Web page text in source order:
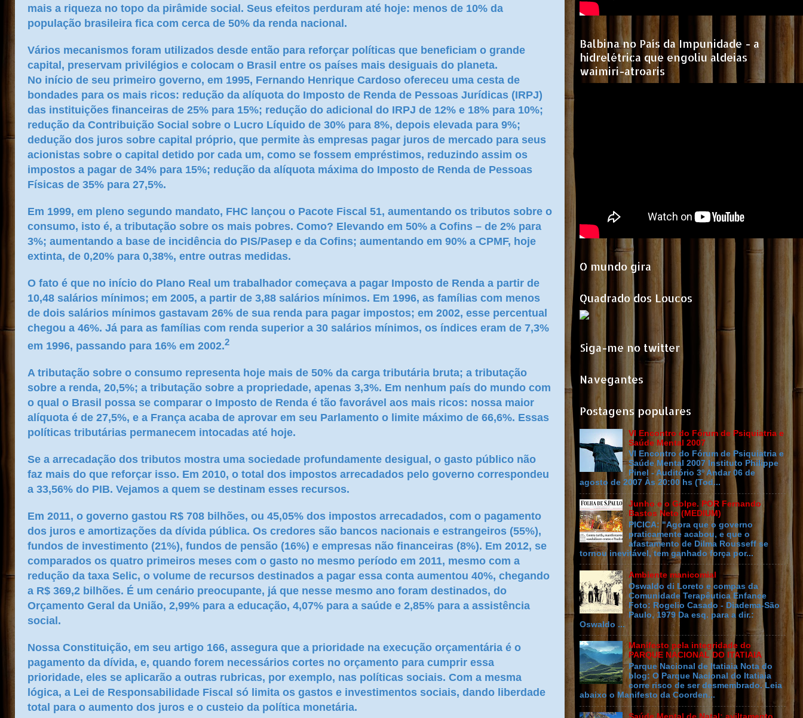
mais a riqueza no topo da pirâmide social. Seus efeitos perduram até hoje: menos de 10% da
população brasileira fica com cerca de 50% da renda nacional.
Vários mecanismos foram utilizados desde então para reforçar políticas que beneficiam o grande
capital, preservam privilégios e colocam o Brasil entre os países mais desiguais do planeta.
No início de seu primeiro governo, em 1995, Fernando Henrique Cardoso ofereceu uma cesta de
bondades para os mais ricos: redução da alíquota do Imposto de Renda de Pessoas Jurídicas (IRPJ)
das instituições financeiras de 25% para 15%; redução do adicional do IRPJ de 12% e 18% para 10%;
redução da Contribuição Social sobre o Lucro Líquido de 30% para 8%, depois elevada para 9%;
dedução dos juros sobre capital próprio, que permite às empresas pagar juros de mercado para seus
acionistas sobre o capital detido por cada um, como se fossem empréstimos, reduzindo assim os
impostos a pagar de 34% para 15%; redução da alíquota máxima do Imposto de Renda de Pessoas
Físicas de 35% para 27,5%.
Em 1999, em pleno segundo mandato, FHC lançou o Pacote Fiscal 51, aumentando os tributos sobre o
consumo, isto é, a tributação sobre os mais pobres. Como? Elevando em 50% a Cofins – de 2% para
3%; aumentando a base de incidência do PIS/Pasep e da Cofins; aumentando em 90% a CPMF, hoje
extinta, de 0,20% para 0,38%, entre outras medidas.
O fato é que no início do Plano Real um trabalhador começava a pagar Imposto de Renda a partir de
10,48 salários mínimos; em 2005, a partir de 3,88 salários mínimos. Em 1996, as famílias com menos
de dois salários mínimos gastavam 26% de sua renda para pagar impostos; em 2002, esse percentual
chegou a 46%. Já para as famílias com renda superior a 30 salários mínimos, os índices eram de 7,3%
em 1996, passando para 16% em 2002.2
A tributação sobre o consumo representa hoje mais de 50% da carga tributária bruta; a tributação
sobre a renda, 20,5%; a tributação sobre a propriedade, apenas 3,3%. Em nenhum país do mundo com
o qual o Brasil possa se comparar o Imposto de Renda é tão favorável aos mais ricos: nossa maior
alíquota é de 27,5%, e a França acaba de aprovar em seu Parlamento o limite máximo de 66,6%. Essas
políticas tributárias permanecem intocadas até hoje.
Se a arrecadação dos tributos mostra uma sociedade profundamente desigual, o gasto público não
faz mais do que reforçar isso. Em 2010, o total dos impostos arrecadados pelo governo correspondeu
a 33,56% do PIB. Vejamos a quem se destinam esses recursos.
Em 2011, o governo gastou R$ 708 bilhões, ou 45,05% dos impostos arrecadados, com o pagamento
dos juros e amortizações da dívida pública. Os credores são bancos nacionais e estrangeiros (55%),
fundos de investimento (21%), fundos de pensão (16%) e empresas não financeiras (8%). Em 2012, se
comparados os quatro primeiros meses com o gasto no mesmo período em 2011, mesmo com a
redução da taxa Selic, o volume de recursos destinados a pagar essa conta aumentou 40%, chegando
a R$ 369,2 bilhões. É um cenário preocupante, já que nesse mesmo ano foram destinados, do
Orçamento Geral da União, 2,99% para a educação, 4,07% para a saúde e 2,85% para a assistência
social.
Nossa Constituição, em seu artigo 166, assegura que a prioridade na execução orçamentária é o
pagamento da dívida, e, quando forem necessários cortes no orçamento para cumprir essa
prioridade, eles se aplicarão a outras rubricas, por exemplo, nas políticas sociais. Com a mesma
lógica, a Lei de Responsabilidade Fiscal só limita os gastos e investimentos sociais, dando liberdade
total para o aumento dos juros e o custeio da política monetária.
Balbina no País da Impunidade - a
hidrelétrica que engoliu aldeias
waimiri-atroaris
O mundo gira
Quadrado dos Loucos
Siga-me no twitter
Navegantes
Postagens populares
VI Encontro do Fórum de Psiquiatria e
Saúde Mental 2007
VI Encontro do Fórum de Psiquiatria e
Saúde Mental 2007 Instituto Philippe
Pinel - Auditório 3º Andar 06 de
agosto de 2007 Às 20:00 hs (Tod...
Junho e o Golpe. POR Fernando
Bastos Neto (MEDIUM)
PICICA: "Agora que o governo
praticamente acabou, e que o
afastamento de Dilma Rousseff se
tornou inevitável, tem ganhado força por...
Ambiente manicomial
Oswaldo di Loreto e compas da
Comunidade Terapêutica Enfance
Foto: Rogelio Casado - Diadema-São
Paulo, 1979 Da esq. para a dir.:
Oswaldo ...
Manifesto pela integridade do
PARQUE NACIONAL DO ITATIAIA
Parque Nacional de Itatiaia Nota do
blog: O Parque Nacional do Itatiaia
corre risco de ser desmembrado. Leia
abaixo o Manifesto da Coorden...